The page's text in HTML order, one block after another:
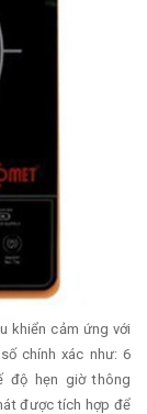
khiển cảm ứng với
chính xác như: 6
độ hẹn giờ thông
được tích hợp để